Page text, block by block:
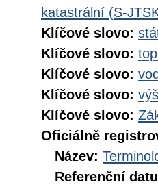
katastrální (S-
Klíčové slovo:
Klíčové slovo:
Klíčové slovo:
Klíčové slovo:
Klíčové slovo:
Oficiálně
Název:
Referenční